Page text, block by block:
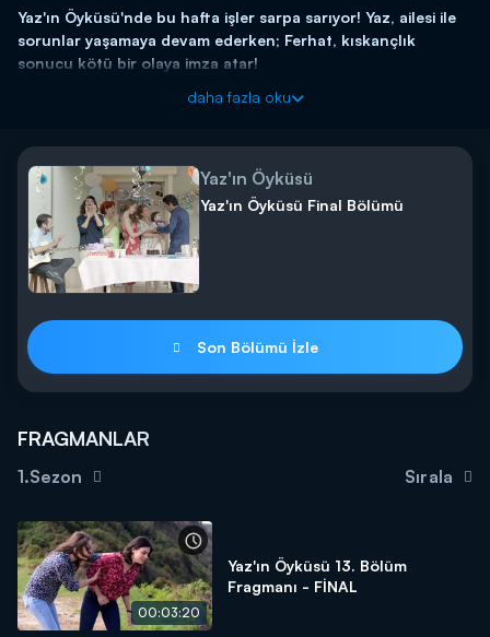
Yaz'ın Öyküsü'nde bu hafta işler sarpa sarıyor! Yaz, ailesi ile
sorunlar yaşamaya devam ederken; Ferhat, kıskançlık
sonucu kötü bir olaya imza atar!
Heyecan ve duygu dolu yeni bölümüyle Yaz'ın Öyküsü 5.
daha fazla oku
Yaz'ın Öyküsü
Yaz'ın Öyküsü Final Bölümü
Son Bölümü İzle
FRAGMANLAR
1.Sezon Sırala
00:03:20
Yaz'ın Öyküsü 13. Bölüm
Fragmanı - FİNAL